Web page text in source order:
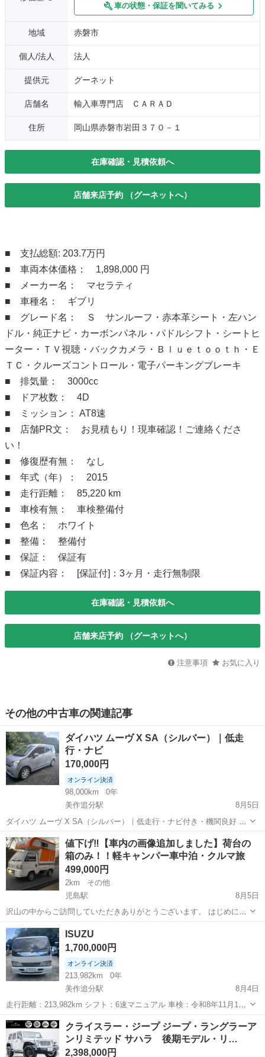
車の状態・保証を聞いてみる
地域 赤磐市
個人/法人 法人
提供元 グーネット
店舗名 輸入車専門店 ＣＡＲＡＤ
住所 岡山県赤磐市岩田３７０－１
在庫確認・見積依頼へ
店舗来店予約 （グーネットへ）
■ 支払総額: 203.7万円
■ 車両本体価格： 1,898,000 円
■ メーカー名： マセラティ
■ 車種名： ギブリ
■ グレード名： Ｓ サンルーフ・赤本革シート・左ハン
ドル・純正ナビ・カーボンパネル・パドルシフト・シートヒ
ーター・ＴＶ視聴・バックカメラ・Ｂｌｕｅｔｏｏｔｈ・Ｅ
ＴＣ・クルーズコントロール・電子パーキングブレーキ
■ 排気量： 3000cc
■ ドア枚数： 4D
■ ミッション： AT8速
■ 店舗PR文： お見積もり！現車確認！ご連絡くださ
い！
■ 修復歴有無： なし
■ 年式（年）： 2015
■ 走行距離： 85,220 km
■ 車検有無： 車検整備付
■ 色名： ホワイト
■ 整備： 整備付
■ 保証： 保証有
■ 保証内容： [保証付]：3ヶ月・走行無制限
在庫確認・見積依頼へ
店舗来店予約 （グーネットへ）
注意事項 お気に入り
その他の中古車の関連記事
ダイハツ ムーヴ X SA（シルバー）｜低走
行・ナビ
170,000円
オンライン決済
98,000km
0年
美作追分駅
8月5日
ダイハツ ムーヴ X SA（シルバー）｜低走行・ナビ付き・機関良好 ダ
イハツ ムーヴの出品です。 年式：平成26年（2014年） 走行距離：約
98,000km オートマ（AT） 2WD カラー：シルバー ナビ付き エアコン
正...
岡山 苫田郡 美作追分駅 その他 エンジン
値下げ‼️【車内の画像追加しました】荷台の
箱のみ！！軽キャンパー車中泊・クルマ旅
499,000円
2km
その他
児島駅
8月5日
沢山の中からご訪問していただきありがとうございます。 はじめに、
プロフィールを全く読まずに定型文を送ってこられる方がとても多い
です💦 ちゃんと読んでいただいた上でお問い合わせください。 読んで
ない方であろうと思われる方は問...
岡山 倉敷市
ISUZU
1,700,000円
オンライン決済
213,982km
0年
美作追分駅
8月4日
走行距離：213,982km シフト：6速マニュアル 車検：令和8年11月13
日まで有効 ナンバー：岡山 車体色：ホワイト 積載量：2トン エアコ
ン：動作良好 現状販売です。事故歴はありません。 内外装ともに綺麗
な状態で...
岡山 苫田郡 美作追分駅
クライスラー・ジープ ジープ・ラングラーア
ンリミテッド サハラ 後期モデル・リ…
2,398,000円